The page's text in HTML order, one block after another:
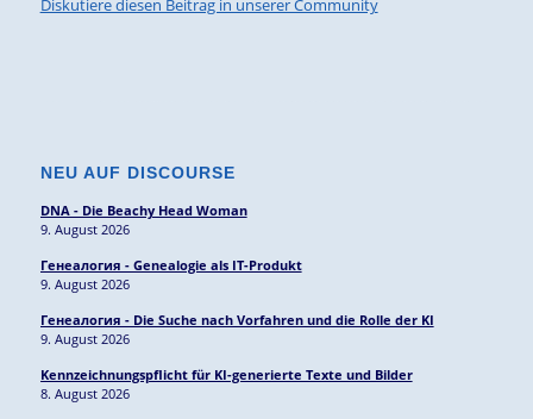
Diskutiere diesen Beitrag in unserer Community
NEU AUF DISCOURSE
DNA - Die Beachy Head Woman
9. August 2026
Генеалогия - Genealogie als IT-Produkt
9. August 2026
Генеалогия - Die Suche nach Vorfahren und die Rolle der KI
9. August 2026
Kennzeichnungspflicht für KI-generierte Texte und Bilder
8. August 2026